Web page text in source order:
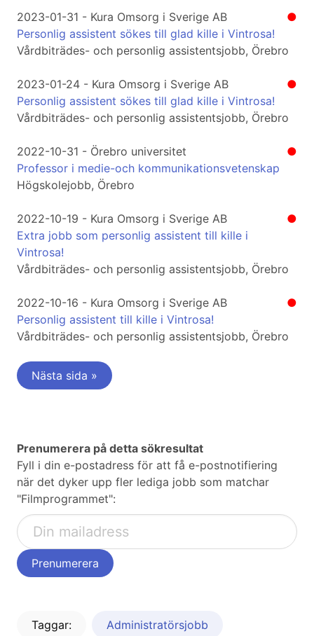
●
2023-01-31 - Kura Omsorg i Sverige AB
Personlig assistent sökes till glad kille i Vintrosa!
Vårdbiträdes- och personlig assistentsjobb, Örebro
●
2023-01-24 - Kura Omsorg i Sverige AB
Personlig assistent sökes till glad kille i Vintrosa!
Vårdbiträdes- och personlig assistentsjobb, Örebro
●
2022-10-31 - Örebro universitet
Professor i medie-och kommunikationsvetenskap
Högskolejobb, Örebro
●
2022-10-19 - Kura Omsorg i Sverige AB
Extra jobb som personlig assistent till kille i
Vintrosa!
Vårdbiträdes- och personlig assistentsjobb, Örebro
●
2022-10-16 - Kura Omsorg i Sverige AB
Personlig assistent till kille i Vintrosa!
Vårdbiträdes- och personlig assistentsjobb, Örebro
Nästa sida »
Prenumerera på detta sökresultat
Fyll i din e-postadress för att få e-postnotifiering
när det dyker upp fler lediga jobb som matchar
"Filmprogrammet":
Taggar: Administratörsjobb